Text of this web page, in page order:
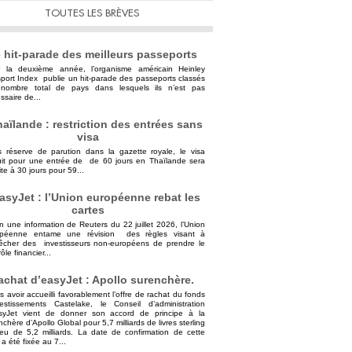
TOUTES LES BRÈVES
hit-parade des meilleurs passeports
la deuxième année, l’organisme américain Heinley
Index publie un hit-parade des passeports classés
total de pays dans lesquels ils n’est pas
de...
: restriction des entrées sans
visa
réserve de parution dans la gazette royale, le visa
pour une entrée de de 60 jours en Thaïlande sera
à 30 jours pour 59...
: l’Union européenne rebat les
cartes
une information de Reuters du 22 juillet 2026, l’Union
entame une révision des règles visant à
des investisseurs non-européens de prendre le
financier...
d’easyJet : Apollo surenchère.
avoir accueilli favorablement l’offre de rachat du fonds
Castelake, le Conseil d’administration
vient de donner son accord de principe à la
d’Apollo Global pour 5,7 milliards de livres sterling
de 5,2 milliards. La date de confirmation de cette
été fixée au 7...